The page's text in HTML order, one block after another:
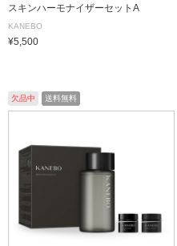
スキンハーモナイザーセットA
KANEBO
¥5,500
欠品中 送料無料